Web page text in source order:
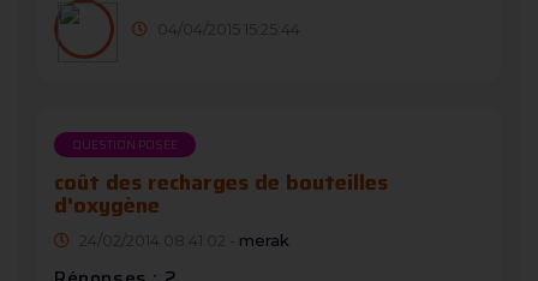
04/04/2015 15:25:44
QUESTION POSÉE
coût des recharges de bouteilles
d'oxygène
24/02/2014 08:41:02 - merak